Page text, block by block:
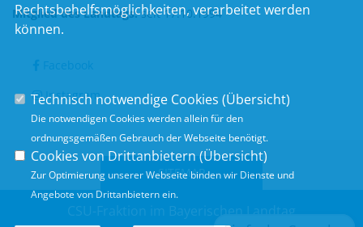
Mitglied des Landtags:seit 17.10.1994
Facebook
Instagram
SITEMAP
CSU-Fraktion im Bayerischen Landtag
Rechtsbehelfsmöglichkeiten, verarbeitet werden
können.
Technisch notwendige Cookies (Übersicht)
Die notwendigen Cookies werden allein für den
ordnungsgemäßen Gebrauch der Webseite benötigt.
Cookies von Drittanbietern (Übersicht)
Zur Optimierung unserer Webseite binden wir Dienste und
Angebote von Drittanbietern ein.